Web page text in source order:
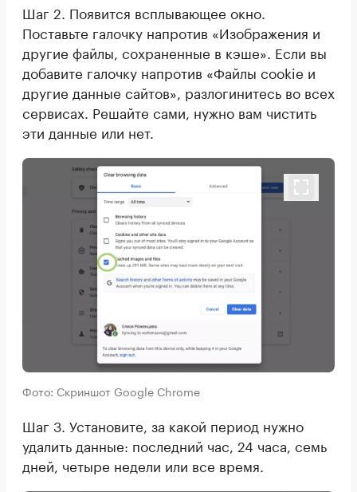
Шаг 2. Появится всплывающее окно.
Поставьте галочку напротив «Изображения и
другие файлы, сохраненные в кэше». Если вы
добавите галочку напротив «Файлы cookie и
другие данные сайтов», разлогинитесь во всех
сервисах. Решайте сами, нужно вам чистить
эти данные или нет.
Фото: Скриншот Google Chrome
Шаг 3. Установите, за какой период нужно
удалить данные: последний час, 24 часа, семь
дней, четыре недели или все время.